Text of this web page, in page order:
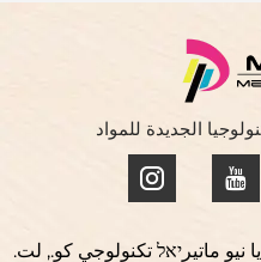
الجديدة للمواد
شنغهاي ميديا نيو ماتيرיאל تكنولوجي كو., لت.